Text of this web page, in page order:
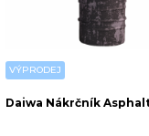
VÝPRODEJ
Daiwa Nákrčník